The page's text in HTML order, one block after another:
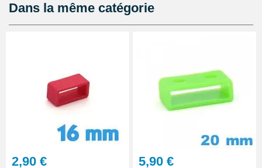
Dans la même catégorie
2,90 € 5,90 €